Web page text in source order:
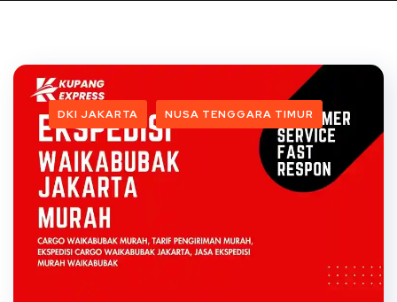
DKI JAKARTA NUSA TENGGARA TIMUR